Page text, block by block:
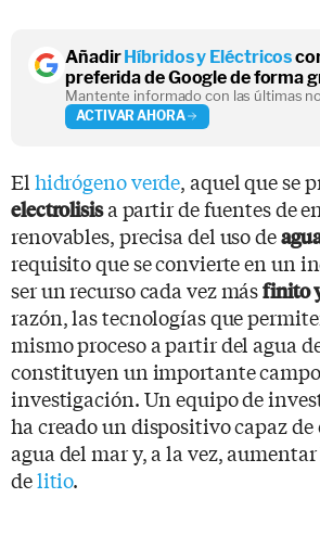
AñadirHíbridos y Eléctricos
preferida de Google de forma
Mantente informado con las últimas
ACTIVAR AHORA
El hidrógeno verde, aquel que se
electrolisisa partir de fuentes de
renovables, precisa del uso de
requisito que se convierte en un
ser un recurso cada vez másfinito
razón, las tecnologías que
mismo proceso a partir del agua
constituyen un importante
investigación. Un equipo de
ha creado un dispositivo capaz
agua del mar y, a la vez,
delitio.